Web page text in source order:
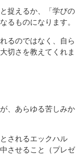
捉えるか、「学びの
るものになります。
るのではなく、自ら
切さを教えてくれま
、あらゆる苦しみか
されるエックハル
させること（プレゼ